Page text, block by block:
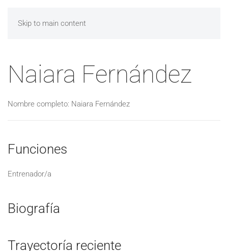
Skip to main content
Naiara Fernández
Nombre completo: Naiara Fernández
Funciones
Entrenador/a
Biografía
Trayectoría reciente